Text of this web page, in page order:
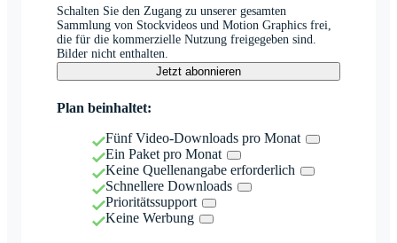
Schalten Sie den Zugang zu unserer gesamten
Sammlung von Stockvideos und Motion Graphics frei,
die für die kommerzielle Nutzung freigegeben sind.
Bilder nicht enthalten.
Jetzt abonnieren
Plan beinhaltet:
Fünf Video-Downloads pro Monat
Ein Paket pro Monat
Keine Quellenangabe erforderlich
Schnellere Downloads
Prioritätssupport
Keine Werbung